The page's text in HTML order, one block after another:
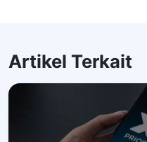
Artikel Terkait